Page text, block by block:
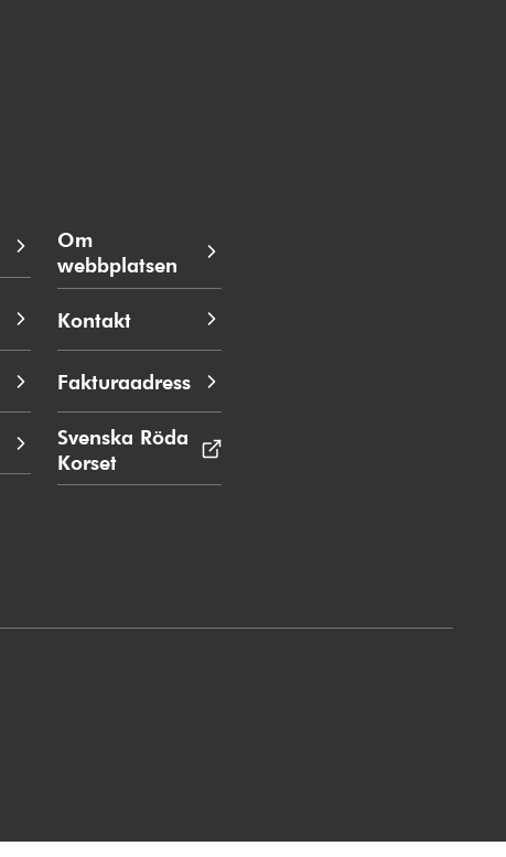
Om
webbplatsen
Kontakt
Fakturaadress
Svenska Röda
Korset
i